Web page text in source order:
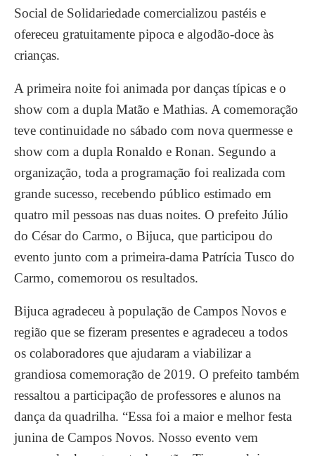
Social de Solidariedade comercializou pastéis e
ofereceu gratuitamente pipoca e algodão-doce às
crianças.
A primeira noite foi animada por danças típicas e o
show com a dupla Matão e Mathias. A comemoração
teve continuidade no sábado com nova quermesse e
show com a dupla Ronaldo e Ronan. Segundo a
organização, toda a programação foi realizada com
grande sucesso, recebendo público estimado em
quatro mil pessoas nas duas noites. O prefeito Júlio
do César do Carmo, o Bijuca, que participou do
evento junto com a primeira-dama Patrícia Tusco do
Carmo, comemorou os resultados.
Bijuca agradeceu à população de Campos Novos e
região que se fizeram presentes e agradeceu a todos
os colaboradores que ajudaram a viabilizar a
grandiosa comemoração de 2019. O prefeito também
ressaltou a participação de professores e alunos na
dança da quadrilha. “Essa foi a maior e melhor festa
junina de Campos Novos. Nosso evento vem